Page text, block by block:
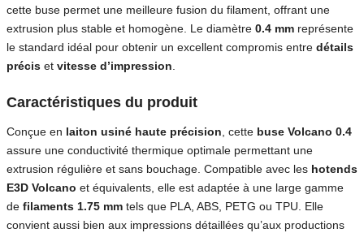
cette buse permet une meilleure fusion du filament, offrant une
extrusion plus stable et homogène. Le diamètre 0.4 mm représente
le standard idéal pour obtenir un excellent compromis entre détails
précis et vitesse d’impression.
Caractéristiques du produit
Conçue en laiton usiné haute précision, cette buse Volcano 0.4
assure une conductivité thermique optimale permettant une
extrusion régulière et sans bouchage. Compatible avec les hotends
E3D Volcano et équivalents, elle est adaptée à une large gamme
de filaments 1.75 mm tels que PLA, ABS, PETG ou TPU. Elle
convient aussi bien aux impressions détaillées qu’aux productions